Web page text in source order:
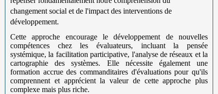
changement social et de l'impact des interventions de
développement.
Cette approche encourage le développement de nouvelles
compétences chez les évaluateurs, incluant la pensée
systémique, la facilitation participative, l'analyse de réseaux et la
cartographie des systèmes. Elle nécessite également une
formation accrue des commanditaires d'évaluations pour qu'ils
comprennent et apprécient la valeur de cette approche plus
complexe mais plus riche.